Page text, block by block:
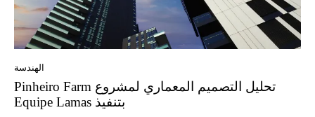
الهندسة
تحليل التصميم المعماري لمشروع Pinheiro Farm
بتنفيذ Equipe Lamas